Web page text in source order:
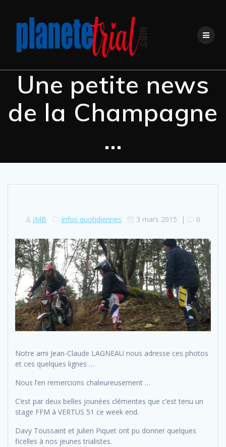
content
Une petite news
de la Champagne
…
JMB Infos quotidiennes 3 mars 2015 | 0
Notre ami Jean-Claude LAGNEAU nous adresse ces photos
et ces quelques lignes …
Nous l’en remercions chaleureusement …
C’est par deux belles jounées clémentes que c’est tenu un
stage FFM à VERTUS 51 ce week end.
Davy Toussaint et Julien Piquet ont pu donner quelques
ficelles à nos jeunes trialistes.